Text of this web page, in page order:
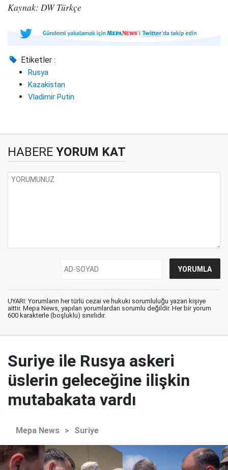
Kaynak: DW Türkçe
Etiketler :
Rusya
Kazakistan
Vladimir Putin
HABERE YORUM KAT
UYARI: Yorumların her türlü cezai ve hukuki sorumluluğu yazan kişiye
aittir. Mepa News, yapılan yorumlardan sorumlu değildir. Her bir yorum
600 karakterle (boşluklu) sınırlıdır.
Suriye ile Rusya askeri
üslerin geleceğine ilişkin
mutabakata vardı
Mepa News > Suriye